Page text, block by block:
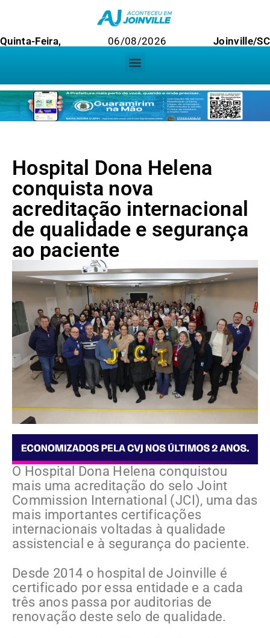
Quinta-Feira, 06/08/2026 Joinville/SC
Hospital Dona Helena
conquista nova
acreditação internacional
de qualidade e segurança
ao paciente
O Hospital Dona Helena conquistou
mais uma acreditação do selo Joint
Commission International (JCI), uma das
mais importantes certificações
internacionais voltadas à qualidade
assistencial e à segurança do paciente.
Desde 2014 o hospital de Joinville é
certificado por essa entidade e a cada
três anos passa por auditorias de
renovação deste selo de qualidade.